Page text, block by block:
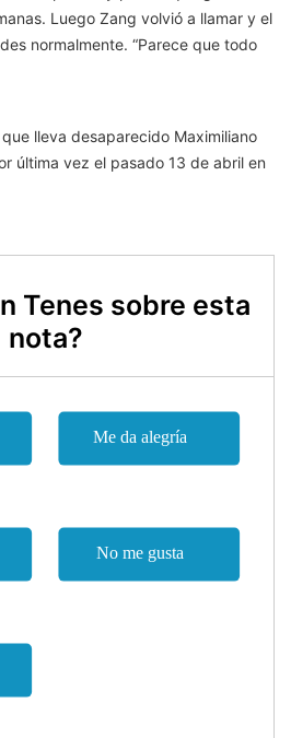
Luego Zang volvió a llamar y el
normalmente. “Parece que todo
lleva desaparecido Maximiliano
última vez el pasado 13 de abril en
Tenes sobre esta
nota?